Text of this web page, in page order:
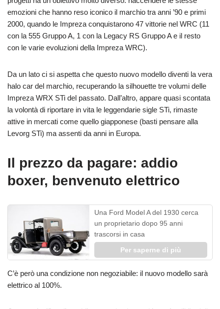
emozioni che hanno reso iconico il marchio tra anni ’90 e primi
2000, quando le Impreza conquistarono 47 vittorie nel WRC (11
con la 555 Gruppo A, 1 con la Legacy RS Gruppo A e il resto
con le varie evoluzioni della Impreza WRC).
Da un lato ci si aspetta che questo nuovo modello diventi la vera
halo car del marchio, recuperando la silhouette tre volumi delle
Impreza WRX STi del passato. Dall’altro, appare quasi scontata
la volontà di riportare in vita le leggendarie sigle STi, rimaste
attive in mercati come quello giapponese (basti pensare alla
Levorg STi) ma assenti da anni in Europa.
Il prezzo da pagare: addio
boxer, benvenuto elettrico
Una Ford Model A del 1930 cerca
un proprietario dopo 95 anni
trascorsi in casa
Per saperne di più
C’è però una condizione non negoziabile: il nuovo modello sarà
elettrico al 100%.